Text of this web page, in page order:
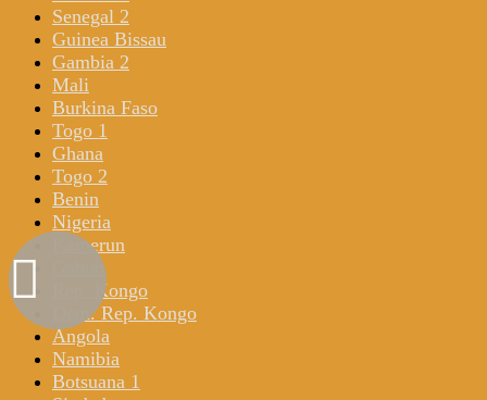
Senegal 2
Guinea Bissau
Gambia 2
Mali
Burkina Faso
Togo 1
Ghana
Togo 2
Benin
Nigeria
Kamerun
Gabun
Rep. Kongo
Dem. Rep. Kongo
Angola
Namibia
Botsuana 1